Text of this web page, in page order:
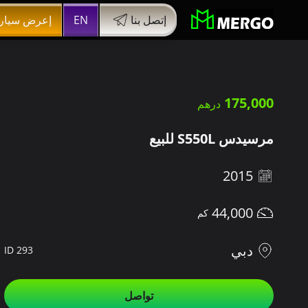
إعرض EN إتصل بنا
175,000
مرسيدس S550L للبيع
2015
44,000
دبي ID 293
تواصل